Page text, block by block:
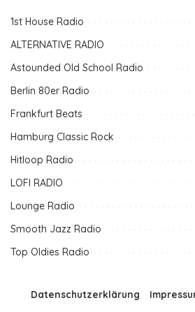
1st House Radio
ALTERNATIVE RADIO
Astounded Old School Radio
Berlin 80er Radio
Frankfurt Beats
Hamburg Classic Rock
Hitloop Radio
LOFI RADIO
Lounge Radio
Smooth Jazz Radio
Top Oldies Radio
Datenschutzerklärung